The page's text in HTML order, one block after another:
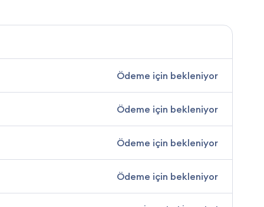
Ödeme için bekleniyor
Ödeme için bekleniyor
Ödeme için bekleniyor
Ödeme için bekleniyor